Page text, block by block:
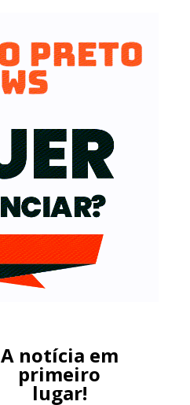
A notícia em
primeiro
lugar!